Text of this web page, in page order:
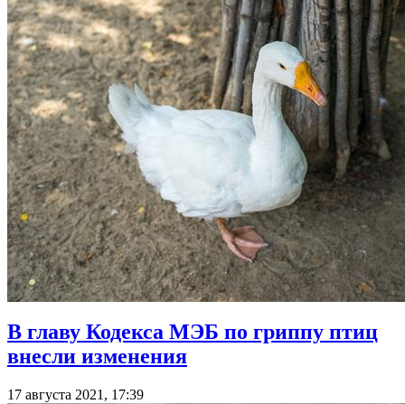
В главу Кодекса МЭБ по гриппу птиц
внесли изменения
17 августа 2021, 17:39